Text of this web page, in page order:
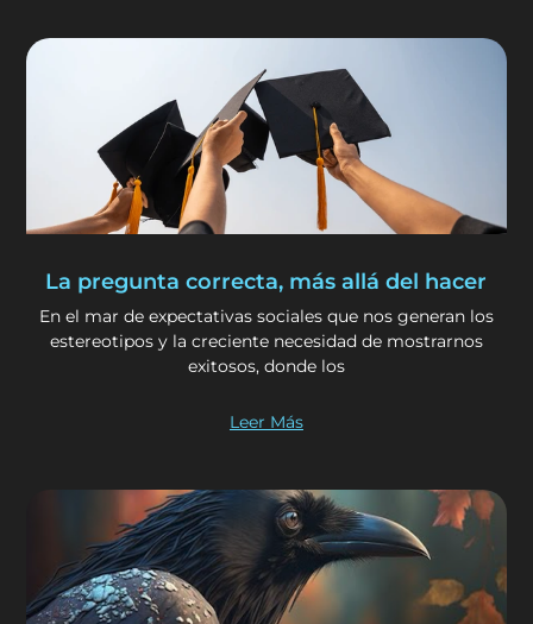
La pregunta correcta, más allá del hacer
En el mar de expectativas sociales que nos generan los
estereotipos y la creciente necesidad de mostrarnos
exitosos, donde los
Leer Más